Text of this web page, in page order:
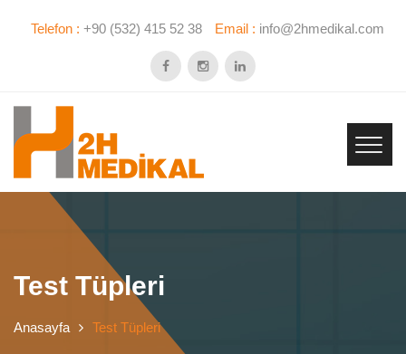
Telefon : +90 (532) 415 52 38 Email : info@2hmedikal.com
Test Tüpleri
Anasayfa Test Tüpleri